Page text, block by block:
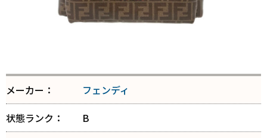
メーカー：
フェンディ
状態ランク：
B